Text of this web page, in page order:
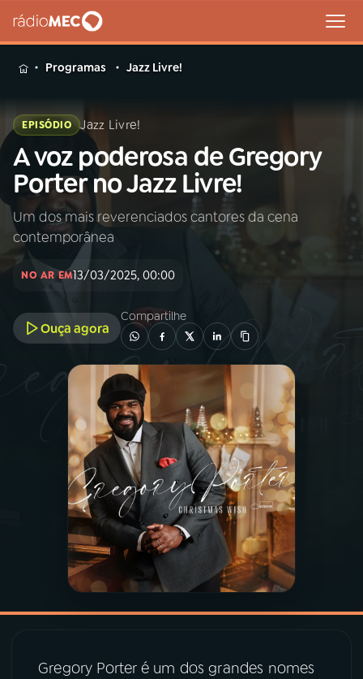
MENU
Buscar
na
Rádio
MEC
Buscar
Início
PROGRAMAÇÃO
PROGRAMAS
PODCASTS
VIDEOCASTS
07ÚLTIMAS
08PRÊMIO RÁDIO MEC
Programas Jazz Livre!
EPISÓDIO Jazz Livre!
A voz poderosa de Gregory
Porter no Jazz Livre!
Um dos mais reverenciados cantores da cena
contemporânea
NO AR EM13/03/2025, 00:00
Ouça agora
Compartilhe
Gregory Porter é um dos grandes nomes